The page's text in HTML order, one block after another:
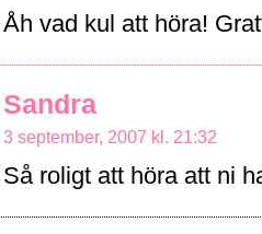
Åh vad kul att höra!
Sandra
3 september, 2007 kl. 21:32
Så roligt att höra att ni